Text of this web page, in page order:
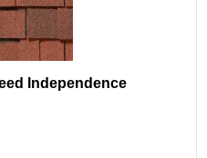
Independence